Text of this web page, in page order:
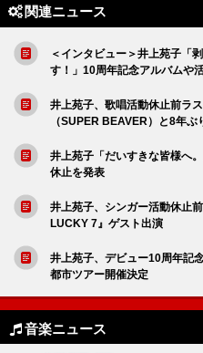
関連ニュース
＜インタビュー＞井上苑子「
す！」10周年記念アルバムや
井上苑子、歌唱活動休止前ラ
（SUPER BEAVER）と8年ぶ
井上苑子「だいすきな皆様へ
休止を発表
井上苑子、シンガー活動休止
LUCKY 7』ゲスト出演
井上苑子、デビュー10周年記
都市ツアー開催決定
音楽ニュース